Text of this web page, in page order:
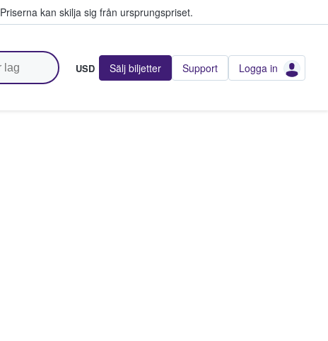
Priserna kan skilja sig från ursprungspriset.
USD Sälj biljetter Support Logga in